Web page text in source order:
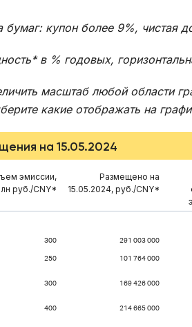
купон более 9%, чистая
в % годовых,
масштаб любой области
какие отображать на
на 15.05.2024
эмиссии,
руб./CNY*
Размещено на
15.05.2024, руб./CNY*
300 291 003 000
250 101 764 000
300 169 426 000
400 214 665 000